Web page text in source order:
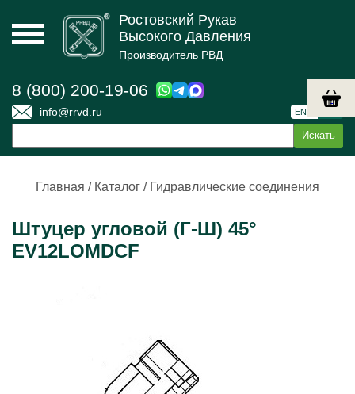
Ростовский Рукав
Высокого Давления
Производитель РВД
8 (800) 200-19-06
info@rrvd.ru ENG
Главная / Каталог / Гидравлические соединения
Штуцер угловой (Г-Ш) 45°
EV12LOMDCF